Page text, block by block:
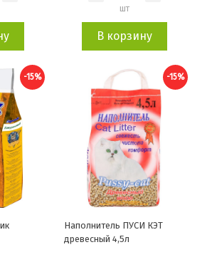
шт
В корзину
-15% -15%
Наполнитель ПУСИ КЭТ
древесный 4,5л